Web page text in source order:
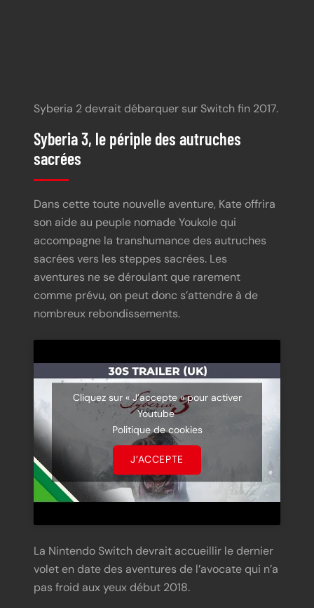
Syberia 2 devrait débarquer sur Switch fin 2017.
Syberia 3, le périple des autruches
sacrées
Dans cette toute nouvelle aventure, Kate offrira
son aide au peuple nomade Youkole qui
accompagne la transhumance des autruches
sacrées vers les steppes sacrées. Les
aventures ne se déroulant que rarement
comme prévu, on peut donc s’attendre à de
nombreux rebondissements.
Cliquez sur « J’accepte » pour activer
Youtube
Politique de cookies
J’ACCEPTE
La Nintendo Switch devrait accueillir le dernier
volet en date des aventures de l’avocate qui n’a
pas froid aux yeux début 2018.